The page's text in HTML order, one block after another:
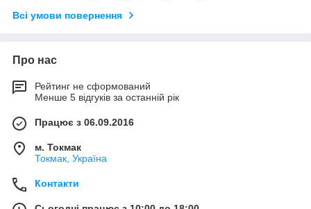
Всі умови повернення
Про нас
Рейтинг не сформований
Менше 5 відгуків за останній рік
Працює з 06.09.2016
м. Токмак
Токмак, Україна
Контакти